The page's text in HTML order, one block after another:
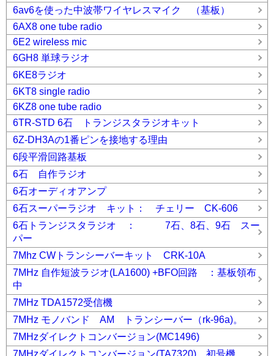
6av6を使った中波帯ワイヤレスマイク （基板）
6AX8 one tube radio
6E2 wireless mic
6GH8 単球ラジオ
6KE8ラジオ
6KT8 single radio
6KZ8 one tube radio
6TR-STD 6石 トランジスタラジオキット
6Z-DH3Aの1番ピンを接地する理由
6段平滑回路基板
6石 自作ラジオ
6石オーディオアンプ
6石スーパーラジオ キット： チェリー CK-606
6石トランジスタラジオ ： 7石、8石、9石 スー
パー
7Mhz CWトランシーバーキット CRK-10A
7MHz 自作短波ラジオ(LA1600) +BFO回路 ：基板領布
中
7MHz TDA1572受信機
7MHz モノバンド AM トランシーバー（rk-96a)。
7MHzダイレクトコンバージョン(MC1496)
7MHzダイレクトコンバージョン(TA7320) 初号機